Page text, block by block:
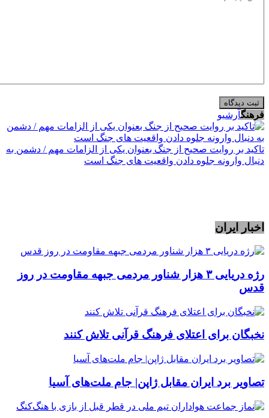
فرهنگآرشیو
تاکید بر روایت صحیح از جنگ بعنوان یکی از الزامات مهم / دشمن به
دنبال وارونه جلوه دادن واقعیت های جنگ است
اخبار ایران
رژه دریایی ۳ هزار شناور مردمی جبهه مقاومت در روز
قدس
نخبگان برای اعتلای فرهنگ قرآنی تلاش کنند
تصاویر برد ایران مقابل ژاپن| جام ملت‌های آسیا